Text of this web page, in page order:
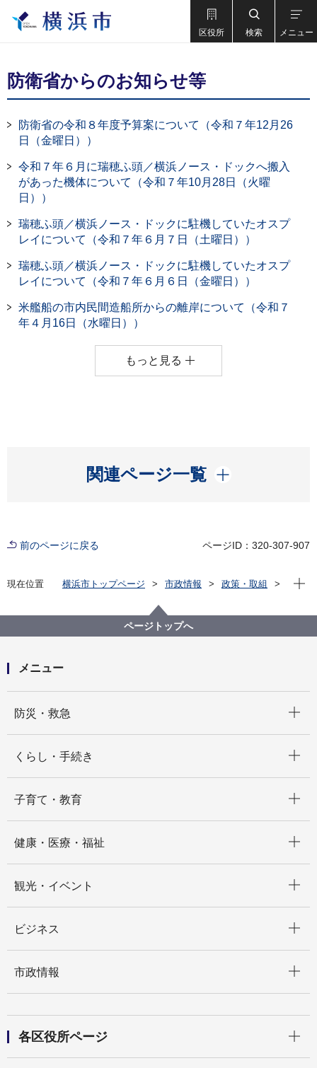
区役所 検索 メニュー
防衛省からのお知らせ等
防衛省の令和８年度予算案について（令和７年12月26
日（金曜日））
令和７年６月に瑞穂ふ頭／横浜ノース・ドックへ搬入
があった機体について（令和７年10月28日（火曜
日））
瑞穂ふ頭／横浜ノース・ドックに駐機していたオスプ
レイについて（令和７年６月７日（土曜日））
瑞穂ふ頭／横浜ノース・ドックに駐機していたオスプ
レイについて（令和７年６月６日（金曜日））
米艦船の市内民間造船所からの離岸について（令和７
年４月16日（水曜日））
もっと見る
関連ページ一覧
開く
前のページに戻る ページID：320-307-907
現在位置 横浜市トップページ 市政情報
政策・取組
現在
ページトップへ
メニュー
防災・救急
くらし・手続き
子育て・教育
健康・医療・福祉
観光・イベント
ビジネス
市政情報
各区役所ページ